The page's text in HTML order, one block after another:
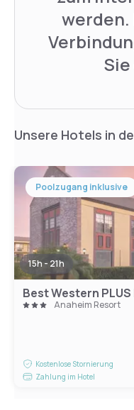
werden.
Unsere Hotels in
Poolzugang inklusive
15h - 21h
Best Western PLUS
Anaheim Resort
Kostenlose Stornierung
Zahlung im Hotel